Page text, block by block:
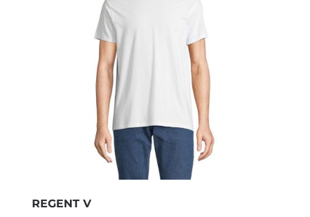
WooCommerce Cart
REGENT V